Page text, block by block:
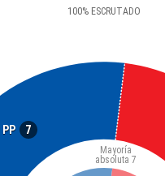
100%ESCRUTADO
PP 7
Mayoría
absoluta 7